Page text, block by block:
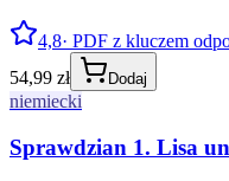
4,8· PDF z kluczem
54,99 zł
Dodaj
niemiecki
Sprawdzian 1. Lisa